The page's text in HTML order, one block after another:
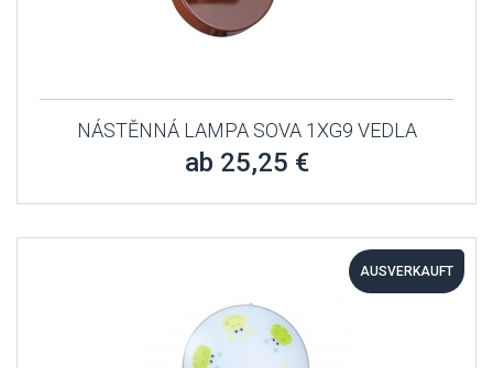
NÁSTĚNNÁ LAMPA SOVA 1XG9 VEDLA
ab 25,25 €
AUSVERKAUFT